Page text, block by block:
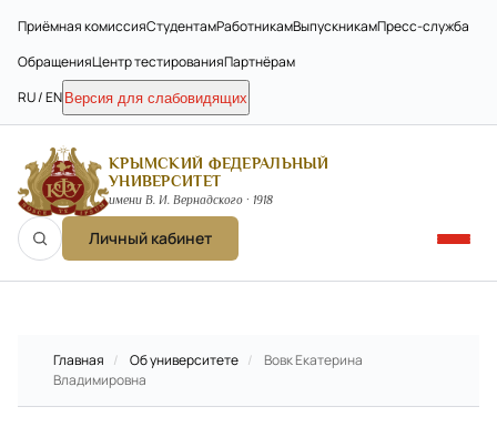
Приёмная комиссияСтудентамРаботникамВыпускникамПресс-служба
ОбращенияЦентр тестированияПартнёрам
RU / EN Версия для слабовидящих
КРЫМСКИЙ ФЕДЕРАЛЬНЫЙ
УНИВЕРСИТЕТ
имени В. И. Вернадского · 1918
Личный кабинет
Главная / Об университете /
Вовк Екатерина
Владимировна